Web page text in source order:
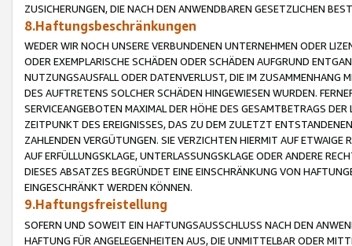
ZUSICHERUNGEN, DIE NACH DEN ANWENDBAREN GESETZLICHEN
8.Haftungsbeschränkungen
WEDER WIR NOCH UNSERE VERBUNDENEN UNTERNEHMEN ODER
ODER EXEMPLARISCHE SCHÄDEN ODER SCHÄDEN AUFGRUND
NUTZUNGSAUSFALL ODER DATENVERLUST, DIE IM ZUSAMMENHANG
DES AUFTRETENS SOLCHER SCHÄDEN HINGEWIESEN WURDEN.
SERVICEANGEBOTEN MAXIMAL DER HÖHE DES GESAMTBETRAGS
ZEITPUNKT DES EREIGNISSES, DAS ZU DEM ZULETZT
ZAHLENDEN VERGÜTUNGEN. SIE VERZICHTEN HIERMIT AUF
AUF ERFÜLLUNGSKLAGE, UNTERLASSUNGSKLAGE ODER ANDERE
DIESES ABSATZES BEGRÜNDET EINE EINSCHRÄNKUNG VON
EINGESCHRÄNKT WERDEN KÖNNEN.
9.Haftungsfreistellung
SOFERN UND SOWEIT EIN HAFTUNGSAUSSCHLUSS NACH DEN
HAFTUNG FÜR ANGELEGENHEITEN AUS, DIE UNMITTELBAR ODER